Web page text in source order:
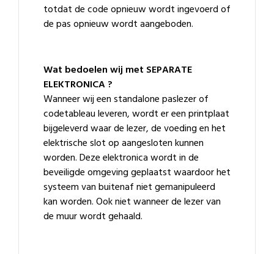
totdat de code opnieuw wordt ingevoerd of
de pas opnieuw wordt aangeboden.
Wat bedoelen wij met SEPARATE
ELEKTRONICA ?
Wanneer wij een standalone paslezer of
codetableau leveren, wordt er een printplaat
bijgeleverd waar de lezer, de voeding en het
elektrische slot op aangesloten kunnen
worden. Deze elektronica wordt in de
beveiligde omgeving geplaatst waardoor het
systeem van buitenaf niet gemanipuleerd
kan worden. Ook niet wanneer de lezer van
de muur wordt gehaald.